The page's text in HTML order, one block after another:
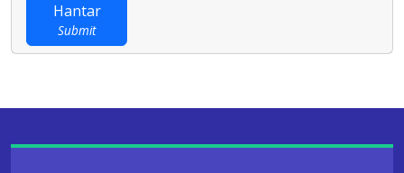
Hantar
Submit